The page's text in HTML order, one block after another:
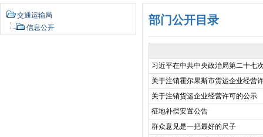
交通运输局
信息公开
部门公开目录
习近平在中共中央政治局第二十七
关于注销霍尔果斯市货运企业经营
关于注销货运企业经营许可的公示
征地补偿安置公告
群众意见是一把最好的尺子